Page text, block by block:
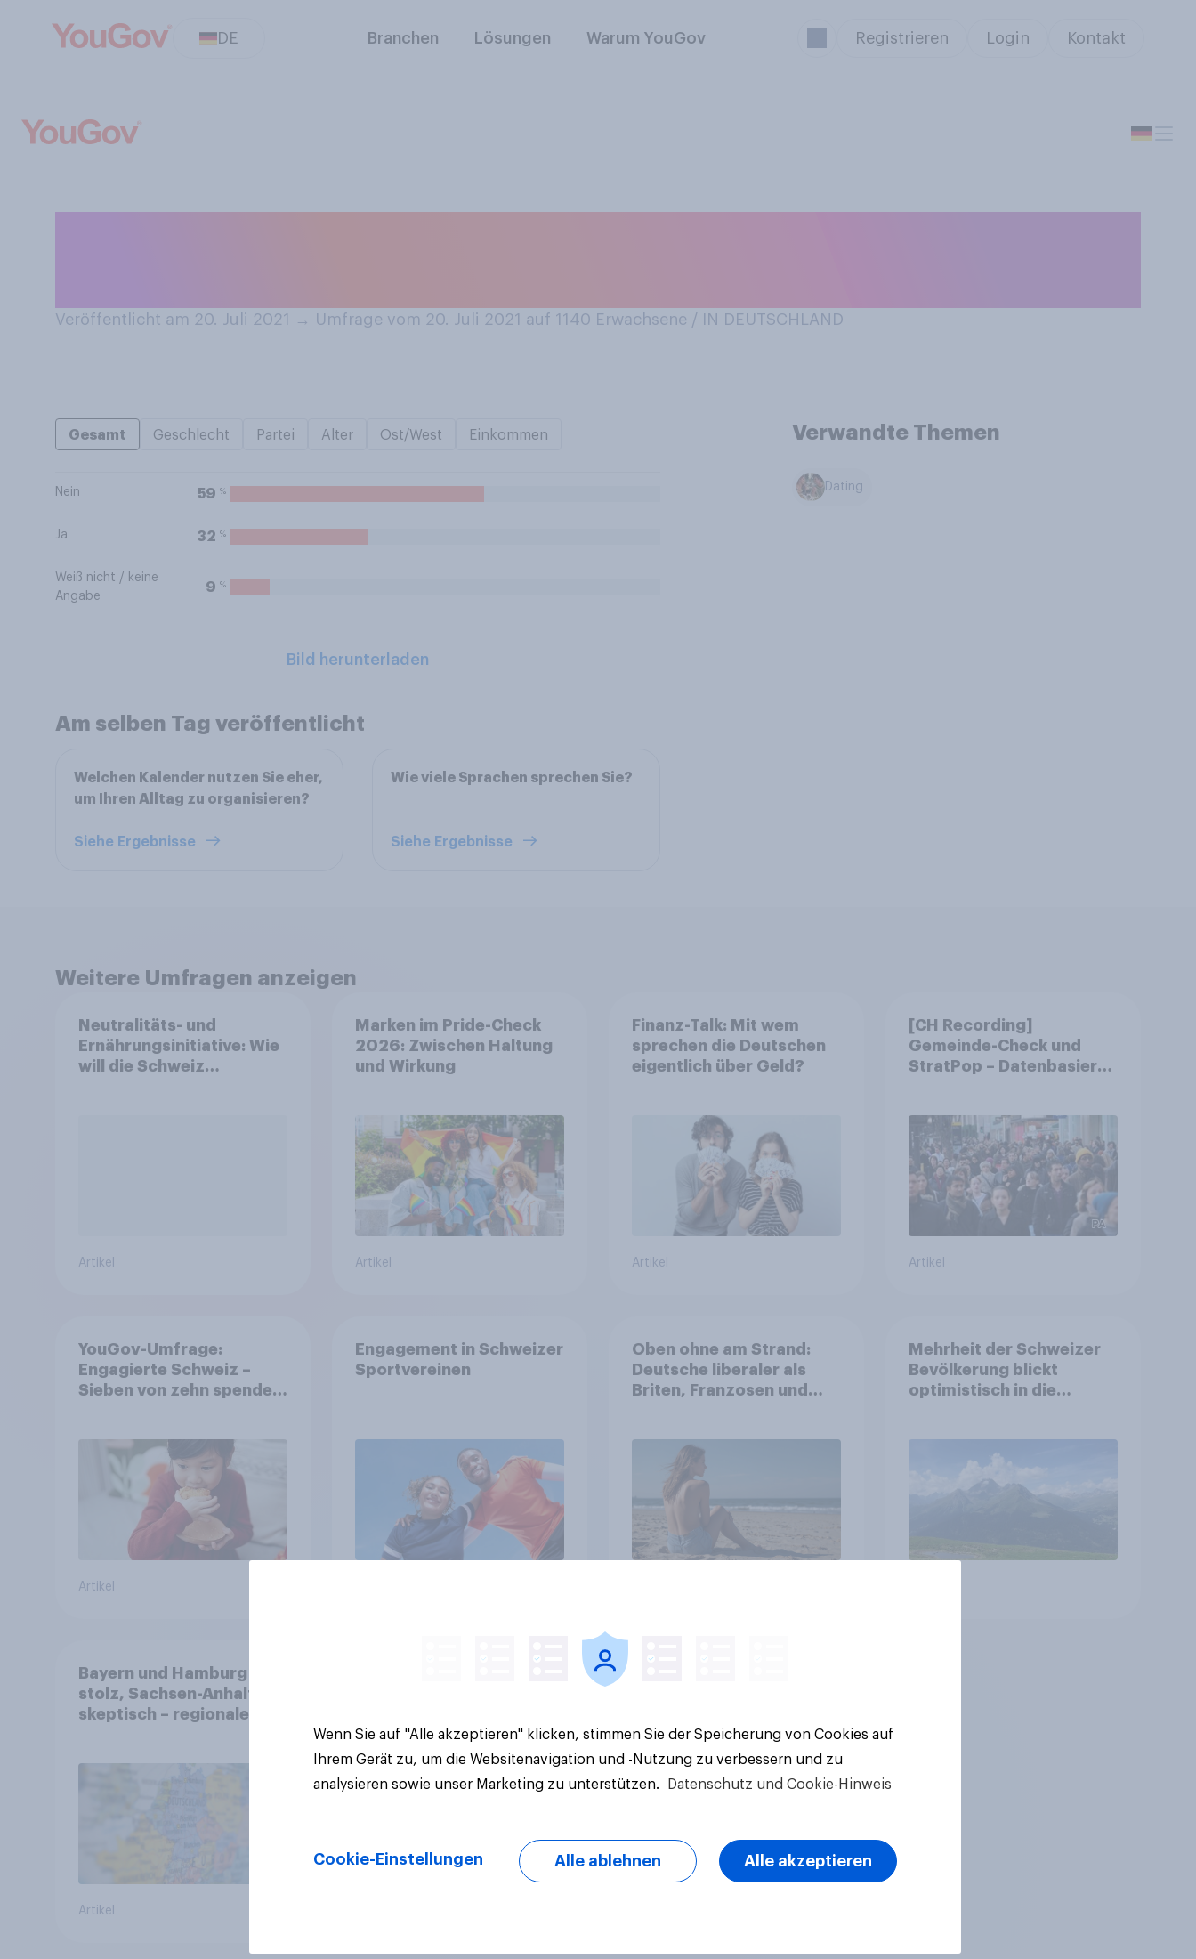
DE Branchen Lösungen Warum YouGov Registrieren Login Kontakt
Veröffentlicht am 20. Juli 2021 → Umfrage vom 20. Juli 2021 auf 1140 Erwachsene / IN DEUTSCHLAND
Gesamt Geschlecht Partei Alter Ost/West Einkommen
Nein 59 %
Ja 32 %
Weiß nicht / keine
Angabe
9 %
Bild herunterladen
Verwandte Themen
Dating
Am selben Tag veröffentlicht
Welchen Kalender nutzen Sie eher,
um Ihren Alltag zu organisieren?
Siehe Ergebnisse
Wie viele Sprachen sprechen Sie?
Siehe Ergebnisse
Weitere Umfragen anzeigen
Neutralitäts- und
Ernährungsinitiative: Wie
will die Schweiz
Artikel
Marken im Pride-Check
2026: Zwischen Haltung
und Wirkung
Artikel
Finanz-Talk: Mit wem
sprechen die Deutschen
eigentlich über Geld?
Artikel
[CH Recording]
Gemeinde-Check und
StratPop – Datenbasierte
Artikel
YouGov-Umfrage:
Engagierte Schweiz –
Sieben von zehn spenden,
Artikel
Engagement in Schweizer
Sportvereinen
Oben ohne am Strand:
Deutsche liberaler als
Briten, Franzosen und
Mehrheit der Schweizer
Bevölkerung blickt
optimistisch in die
Gesundheitswesen und
Altersvorsorge
Bayern und Hamburg
stolz, Sachsen-Anhalt
skeptisch – regionale
Europa im Osten am
Artikel
Wenn Sie auf "Alle akzeptieren" klicken, stimmen Sie der Speicherung von Cookies auf
Ihrem Gerät zu, um die Websitenavigation und -Nutzung zu verbessern und zu
analysieren sowie unser Marketing zu unterstützen.
Datenschutz und Cookie-Hinweis
Cookie-Einstellungen Alle ablehnen Alle akzeptieren